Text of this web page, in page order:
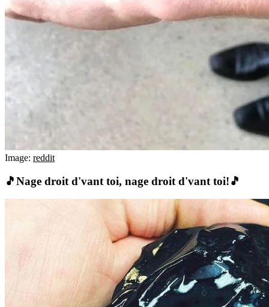
Image: reddit
🎵Nage droit d'vant toi, nage droit d'vant toi!🎵